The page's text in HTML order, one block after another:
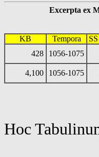
Excerpta ex Migne
KB Tempora SS
428
1056-1075
4,100 1056-1075
Hoc